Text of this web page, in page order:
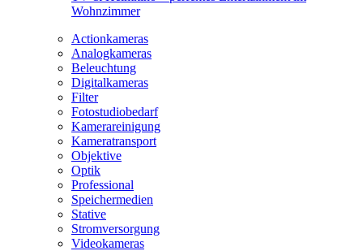
Wohnzimmer
Actionkameras
Analogkameras
Beleuchtung
Digitalkameras
Filter
Fotostudiobedarf
Kamerareinigung
Kameratransport
Objektive
Optik
Professional
Speichermedien
Stative
Stromversorgung
Videokameras